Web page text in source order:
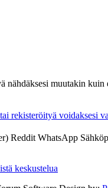
nähdäksesi muutakin kuin
rekisteröityä voidaksesi
Reddit WhatsApp
keskustelua